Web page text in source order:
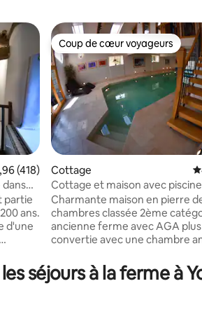
: 4,99 sur 5
appréciés
moyenne sur la base de 418
(418)
partie
ans.
d'une
salon.
Coup de cœur voyageurs
Coup de cœur voyageurs
Cottage
Cottage et maison avec piscine
Dales Littondale
Charmante maison en pierre
chambres classée 2ème
ancienne ferme avec AGA
convertie avec une chambre
pieds et d'un jacuzzi Terrain
acres, y compris des écuries
séjours à la ferme à